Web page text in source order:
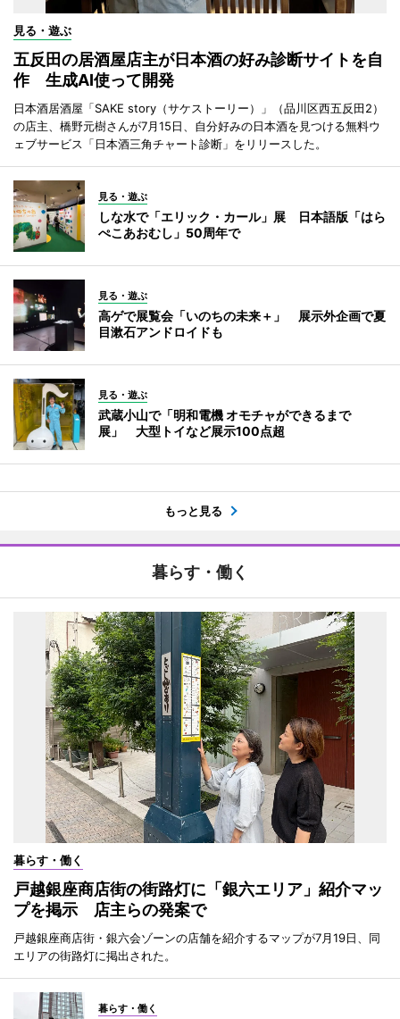
見る・遊ぶ
五反田の居酒屋店主が日本酒の好み診断サイトを自
作 生成AI使って開発
日本酒居酒屋「SAKE story（サケストーリー）」（品川区西五反田2）
の店主、橋野元樹さんが7月15日、自分好みの日本酒を見つける無料ウ
ェブサービス「日本酒三角チャート診断」をリリースした。
見る・遊ぶ
しな水で「エリック・カール」展 日本語版「はら
ぺこあおむし」50周年で
見る・遊ぶ
高ゲで展覧会「いのちの未来＋」 展示外企画で夏
目漱石アンドロイドも
見る・遊ぶ
武蔵小山で「明和電機 オモチャができるまで
展」 大型トイなど展示100点超
もっと見る
暮らす・働く
暮らす・働く
戸越銀座商店街の街路灯に「銀六エリア」紹介マッ
プを掲示 店主らの発案で
戸越銀座商店街・銀六会ゾーンの店舗を紹介するマップが7月19日、同
エリアの街路灯に掲出された。
暮らす・働く